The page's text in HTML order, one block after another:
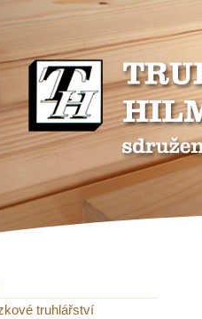
truhlářství